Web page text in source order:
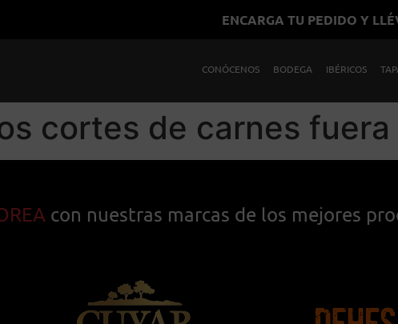
ENCARGA TU PEDIDO Y
CONÓCENOS BODEGA IBÉRICOS
cortes de carnes
con nuestras marcas de los mejores